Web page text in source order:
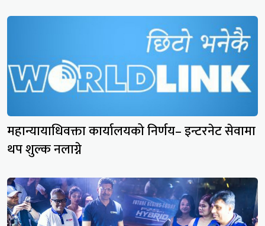
महान्यायाधिवक्ता कार्यालयको निर्णय– इन्टरनेट सेवामा
थप शुल्क नलाग्ने